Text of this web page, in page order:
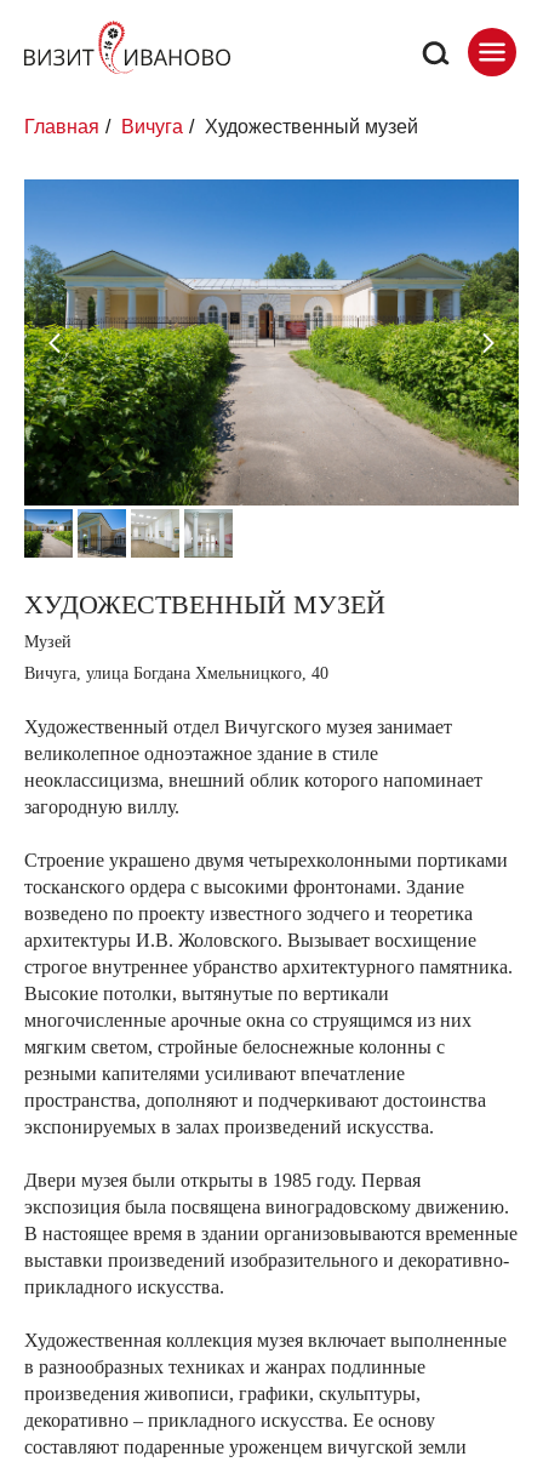
Главная / Вичуга / Художественный музей
ХУДОЖЕСТВЕННЫЙ МУЗЕЙ
Музей
Вичуга, улица Богдана Хмельницкого, 40
Художественный отдел Вичугского музея занимает
великолепное одноэтажное здание в стиле
неоклассицизма, внешний облик которого напоминает
загородную виллу.
Строение украшено двумя четырехколонными портиками
тосканского ордера с высокими фронтонами. Здание
возведено по проекту известного зодчего и теоретика
архитектуры И.В. Жоловского. Вызывает восхищение
строгое внутреннее убранство архитектурного памятника.
Высокие потолки, вытянутые по вертикали
многочисленные арочные окна со струящимся из них
мягким светом, стройные белоснежные колонны с
резными капителями усиливают впечатление
пространства, дополняют и подчеркивают достоинства
экспонируемых в залах произведений искусства.
Двери музея были открыты в 1985 году. Первая
экспозиция была посвящена виноградовскому движению.
В настоящее время в здании организовываются временные
выставки произведений изобразительного и декоративно-
прикладного искусства.
Художественная коллекция музея включает выполненные
в разнообразных техниках и жанрах подлинные
произведения живописи, графики, скульптуры,
декоративно – прикладного искусства. Ее основу
составляют подаренные уроженцем вичугской земли